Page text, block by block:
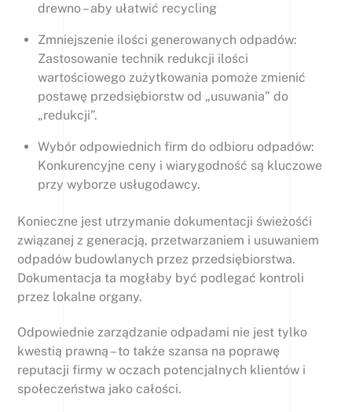
drewno – aby ułatwić recycling
Zmniejszenie ilości generowanych odpadów:
Zastosowanie technik redukcji ilości
wartościowego zużytkowania pomoże zmienić
postawę przedsiębiorstw od „usuwania” do
„redukcji”.
Wybór odpowiednich firm do odbioru odpadów:
Konkurencyjne ceny i wiarygodność są kluczowe
przy wyborze usługodawcy.
Konieczne jest utrzymanie dokumentacji świeżośći
związanej z generacją, przetwarzaniem i usuwaniem
odpadów budowlanych przez przedsiębiorstwa.
Dokumentacja ta mogłaby być podlegać kontroli
przez lokalne organy.
Odpowiednie zarządzanie odpadami nie jest tylko
kwestią prawną – to także szansa na poprawę
reputacji firmy w oczach potencjalnych klientów i
społeczeństwa jako całości.